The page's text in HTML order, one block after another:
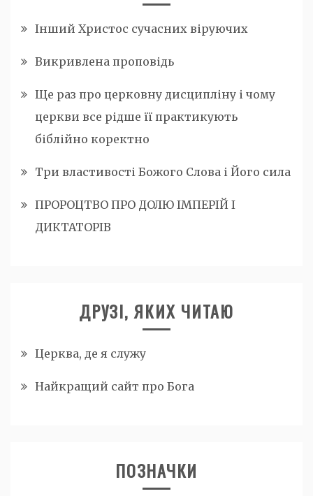
Інший Христос сучасних віруючих
Викривлена проповідь
Ще раз про церковну дисципліну і чому
церкви все рідше її практикують
біблійно коректно
Три властивості Божого Слова і Його сила
ПРОРОЦТВО ПРО ДОЛЮ ІМПЕРІЙ І
ДИКТАТОРІВ
ДРУЗІ, ЯКИХ ЧИТАЮ
Церква, де я служу
Найкращий сайт про Бога
ПОЗНАЧКИ